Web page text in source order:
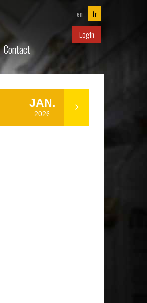
Contact
en fr
Login
JAN.
2026